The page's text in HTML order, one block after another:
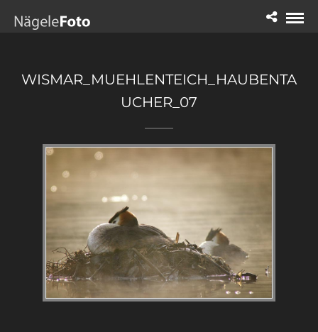
WISMAR_MUEHLENTEICH_HAUBENTA
UCHER_07